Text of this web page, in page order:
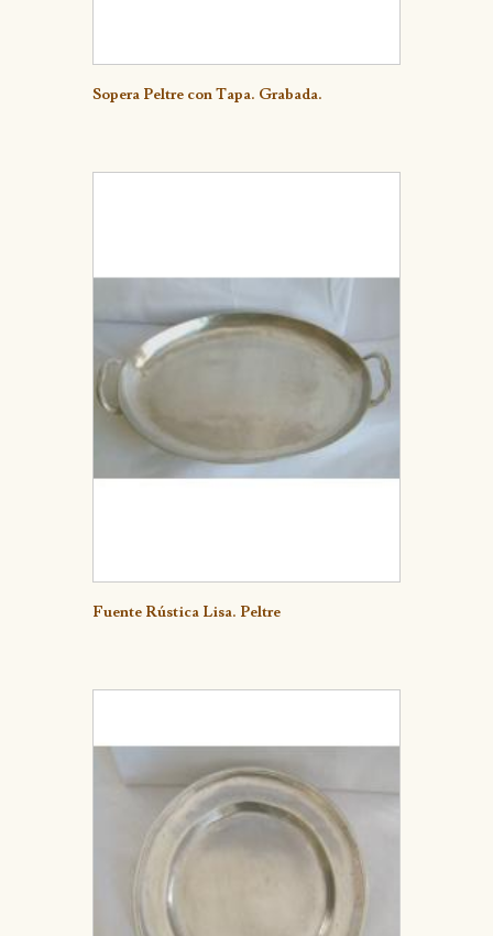
Detalle
Sopera Peltre con Tapa. Grabada.
Detalle
Fuente Rústica Lisa. Peltre